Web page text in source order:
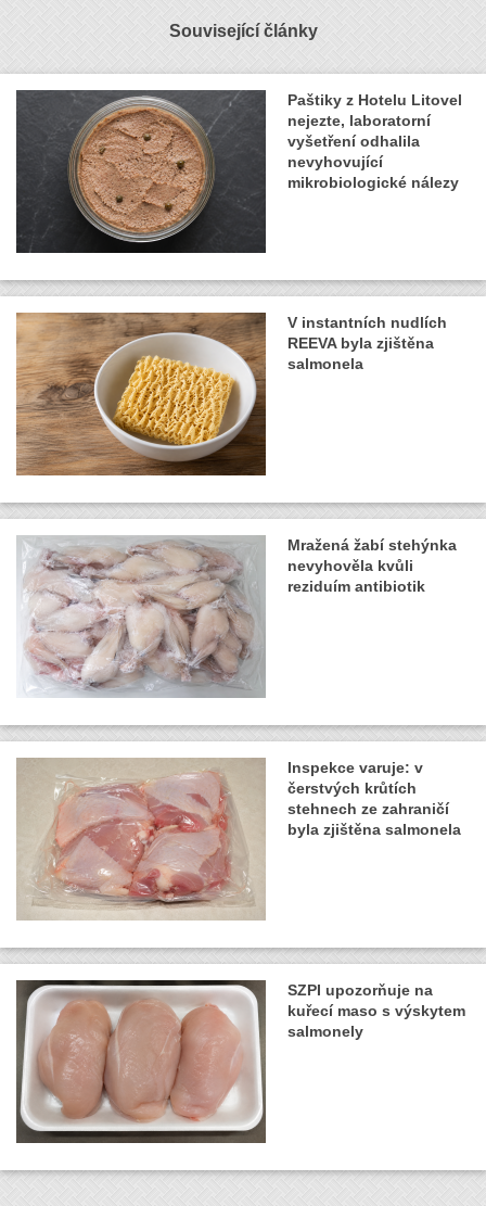
Související články
Paštiky z Hotelu Litovel
nejezte, laboratorní
vyšetření odhalila
nevyhovující
mikrobiologické nálezy
V instantních nudlích
REEVA byla zjištěna
salmonela
Mražená žabí stehýnka
nevyhověla kvůli
reziduím antibiotik
Inspekce varuje: v
čerstvých krůtích
stehnech ze zahraničí
byla zjištěna salmonela
SZPI upozorňuje na
kuřecí maso s výskytem
salmonely